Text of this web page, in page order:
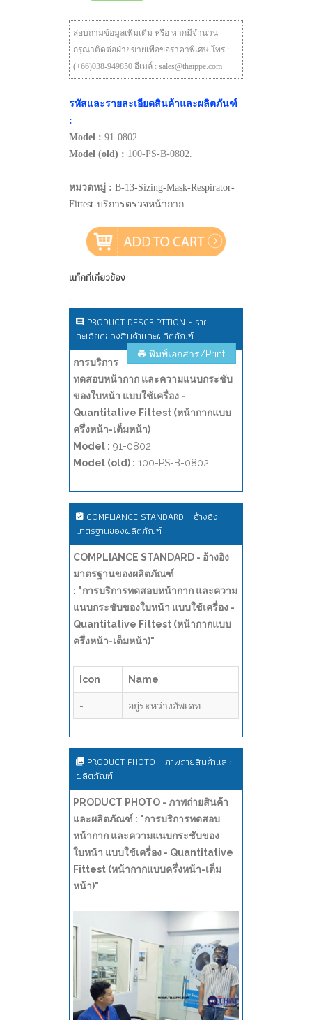
สอบถามข้อมูลเพิ่มเติม หรือ หากมีจำนวน
กรุณาติดต่อฝ่ายขายเพื่อขอราคาพิเศษ โทร :
(+66)038-949850 อีเมล์ : sales@thaippe.com
รหัสและรายละเอียดสินค้าและผลิตภันฑ์
:
Model : 91-0802
Model (old) : 100-PS-B-0802.
หมวดหมู่ : B-13-Sizing-Mask-Respirator-
Fittest-บริการตรวจหน้ากาก
แท็กที่เกี่ยวข้อง
-
PRODUCT DESCRIPTTION - ราย
ละเอียดของสินค้าและผลิตภัณฑ์
พิมพ์เอกสาร/Print
การบริการ
ทดสอบหน้ากาก และความแนบกระชับ
ของใบหน้า แบบใช้เครื่อง -
Quantitative Fittest (หน้ากากแบบ
ครึ่งหน้า-เต็มหน้า)
Model : 91-0802
Model (old) : 100-PS-B-0802.
COMPLIANCE STANDARD - อ้างอิง
มาตรฐานของผลิตภัณฑ์
COMPLIANCE STANDARD - อ้างอิง
มาตรฐานของผลิตภัณฑ์
: "การบริการทดสอบหน้ากาก และความ
แนบกระชับของใบหน้า แบบใช้เครื่อง -
Quantitative Fittest (หน้ากากแบบ
ครึ่งหน้า-เต็มหน้า)"
Icon Name
- อยู่ระหว่างอัพเดท...
PRODUCT PHOTO - ภาพถ่ายสินค้าและ
ผลิตภัณฑ์
PRODUCT PHOTO - ภาพถ่ายสินค้า
และผลิตภัณฑ์ : "การบริการทดสอบ
หน้ากาก และความแนบกระชับของ
ใบหน้า แบบใช้เครื่อง - Quantitative
Fittest (หน้ากากแบบครึ่งหน้า-เต็ม
หน้า)"